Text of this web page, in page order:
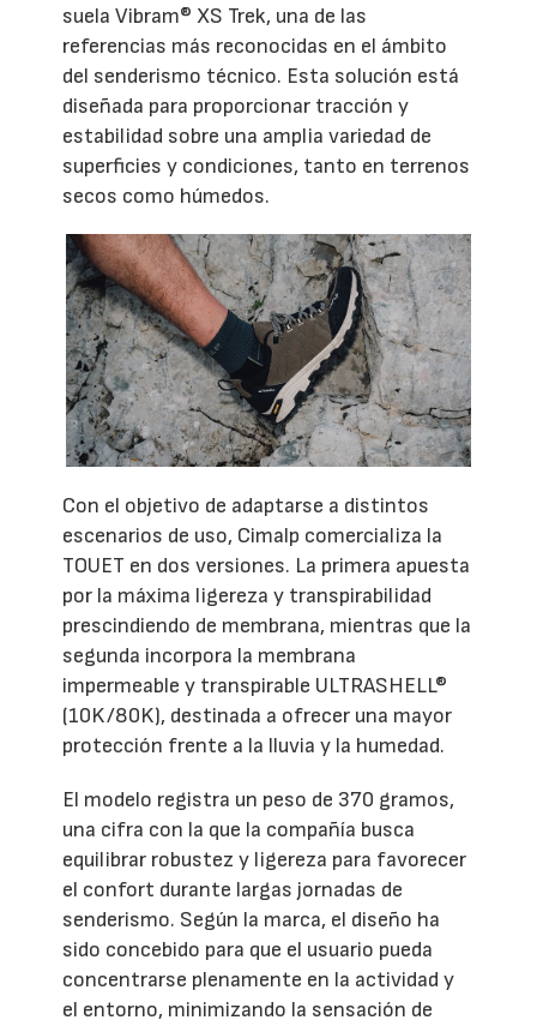
suela Vibram® XS Trek, una de las
referencias más reconocidas en el ámbito
del senderismo técnico. Esta solución está
diseñada para proporcionar tracción y
estabilidad sobre una amplia variedad de
superficies y condiciones, tanto en terrenos
secos como húmedos.
Con el objetivo de adaptarse a distintos
escenarios de uso, Cimalp comercializa la
TOUET en dos versiones. La primera apuesta
por la máxima ligereza y transpirabilidad
prescindiendo de membrana, mientras que la
segunda incorpora la membrana
impermeable y transpirable ULTRASHELL®
(10K/80K), destinada a ofrecer una mayor
protección frente a la lluvia y la humedad.
El modelo registra un peso de 370 gramos,
una cifra con la que la compañía busca
equilibrar robustez y ligereza para favorecer
el confort durante largas jornadas de
senderismo. Según la marca, el diseño ha
sido concebido para que el usuario pueda
concentrarse plenamente en la actividad y
el entorno, minimizando la sensación de